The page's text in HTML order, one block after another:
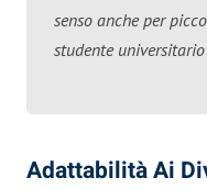
senso anche per
studente universitario
Adattabilità Ai